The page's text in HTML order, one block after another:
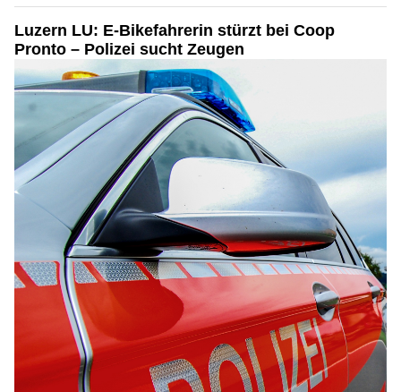
Luzern LU: E-Bikefahrerin stürzt bei Coop
Pronto – Polizei sucht Zeugen